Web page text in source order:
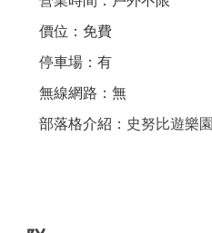
價位：免費
停車場：有
無線網路：無
部落格介紹： 史努比遊樂園